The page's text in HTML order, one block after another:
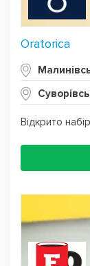
Oratorica
Відкрито